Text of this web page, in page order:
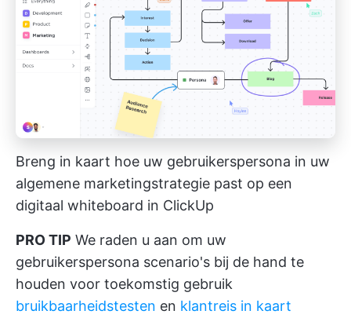
Breng in kaart hoe uw gebruikerspersona in uw
algemene marketingstrategie past op een
digitaal whiteboard in ClickUp
PRO TIP We raden u aan om uw
gebruikerspersona scenario's bij de hand te
houden voor toekomstig gebruik
bruikbaarheidstesten en klantreis in kaart